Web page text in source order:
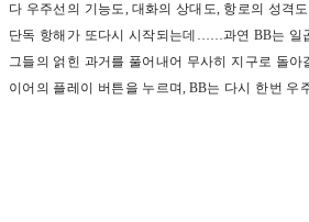
다 우주선의 기능도, 대화의 상대도, 항로의 성격
단독 항해가 또다시 시작되는데 ……과연 BB는 일
그들의 얽힌 과거를 풀어내어 무사히 지구로 돌아
이어의 플레이 버튼을 누르며, BB는 다시 한번 우